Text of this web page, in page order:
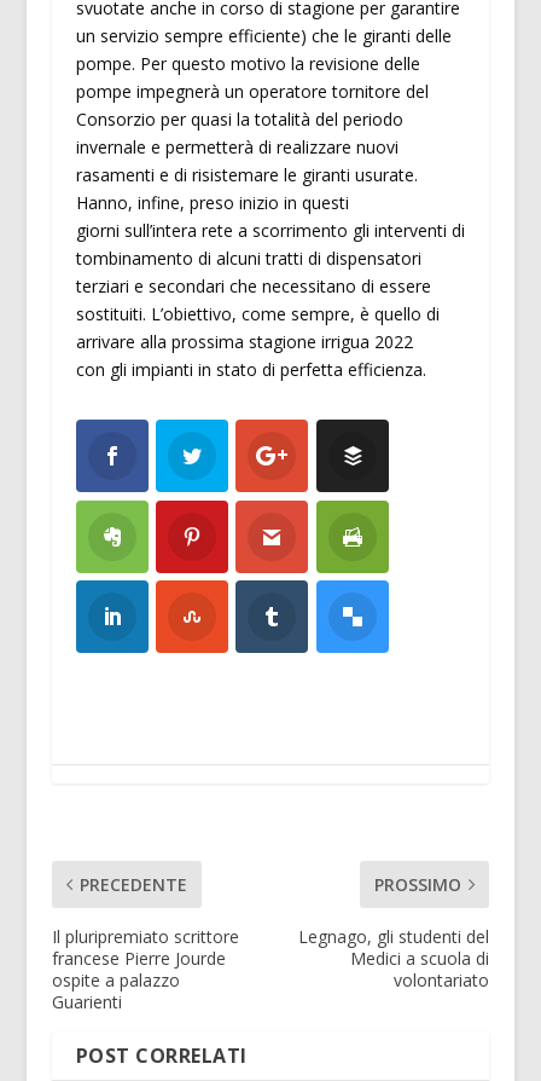
svuotate anche in corso di stagione per garantire
un servizio sempre efficiente) che le giranti delle
pompe. Per questo motivo la revisione delle
pompe impegnerà un operatore tornitore del
Consorzio per quasi la totalità del periodo
invernale e permetterà di realizzare nuovi
rasamenti e di risistemare le giranti usurate.
Hanno, infine, preso inizio in questi
giorni sull’intera rete a scorrimento gli interventi di
tombinamento di alcuni tratti di dispensatori
terziari e secondari che necessitano di essere
sostituiti. L’obiettivo, come sempre, è quello di
arrivare alla prossima stagione irrigua 2022
con gli impianti in stato di perfetta efficienza.
PRECEDENTE
Il pluripremiato scrittore
francese Pierre Jourde
ospite a palazzo
Guarienti
PROSSIMO
Legnago, gli studenti del
Medici a scuola di
volontariato
POST CORRELATI